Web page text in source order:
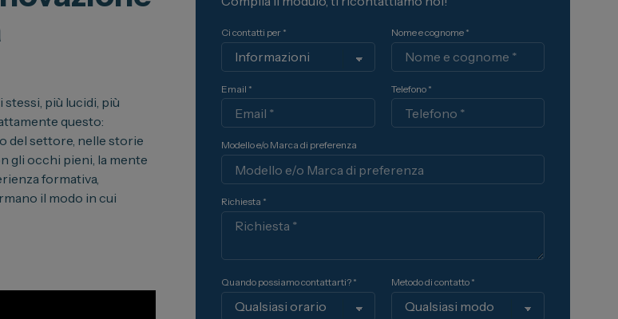
Impegno per l’Ambiente
News ed Eventi
Spazio Campus
Lavora con noi
Servizio Clienti
011 22 51 737
Email
spazio@spaziogroup.com
più lucidi, più
questo:
del settore, nelle storie
gli occhi pieni, la mente
formativa,
il modo in cui
Ci contatti per * Nome e cognome *
Email * Telefono *
Modello e/o Marca di preferenza
Richiesta *
Quando possiamo contattarti? * Metodo di contatto *